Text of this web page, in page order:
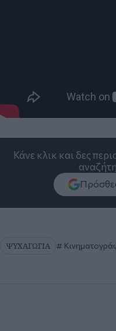
Κάνε κλικ και δες
ΨΥΧΑΓΩΓΙΑ